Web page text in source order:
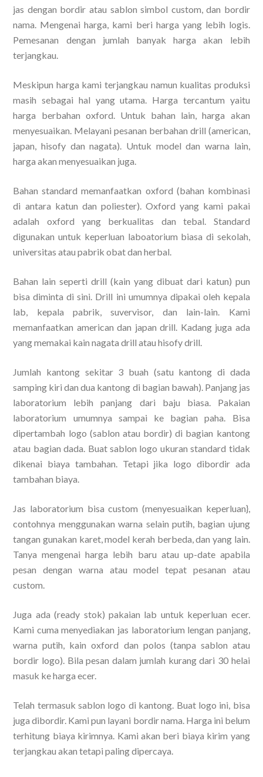
jas dengan bordir atau sablon simbol custom, dan bordir
nama. Mengenai harga, kami beri harga yang lebih logis.
Pemesanan dengan jumlah banyak harga akan lebih
terjangkau.
Meskipun harga kami terjangkau namun kualitas produksi
masih sebagai hal yang utama. Harga tercantum yaitu
harga berbahan oxford. Untuk bahan lain, harga akan
menyesuaikan. Melayani pesanan berbahan drill (american,
japan, hisofy dan nagata). Untuk model dan warna lain,
harga akan menyesuaikan juga.
Bahan standard memanfaatkan oxford (bahan kombinasi
di antara katun dan poliester). Oxford yang kami pakai
adalah oxford yang berkualitas dan tebal. Standard
digunakan untuk keperluan laboatorium biasa di sekolah,
universitas atau pabrik obat dan herbal.
Bahan lain seperti drill (kain yang dibuat dari katun) pun
bisa diminta di sini. Drill ini umumnya dipakai oleh kepala
lab, kepala pabrik, suvervisor, dan lain-lain. Kami
memanfaatkan american dan japan drill. Kadang juga ada
yang memakai kain nagata drill atau hisofy drill.
Jumlah kantong sekitar 3 buah (satu kantong di dada
samping kiri dan dua kantong di bagian bawah). Panjang jas
laboratorium lebih panjang dari baju biasa. Pakaian
laboratorium umumnya sampai ke bagian paha. Bisa
dipertambah logo (sablon atau bordir) di bagian kantong
atau bagian dada. Buat sablon logo ukuran standard tidak
dikenai biaya tambahan. Tetapi jika logo dibordir ada
tambahan biaya.
Jas laboratorium bisa custom (menyesuaikan keperluan},
contohnya menggunakan warna selain putih, bagian ujung
tangan gunakan karet, model kerah berbeda, dan yang lain.
Tanya mengenai harga lebih baru atau up-date apabila
pesan dengan warna atau model tepat pesanan atau
custom.
Juga ada (ready stok) pakaian lab untuk keperluan ecer.
Kami cuma menyediakan jas laboratorium lengan panjang,
warna putih, kain oxford dan polos (tanpa sablon atau
bordir logo). Bila pesan dalam jumlah kurang dari 30 helai
masuk ke harga ecer.
Telah termasuk sablon logo di kantong. Buat logo ini, bisa
juga dibordir. Kami pun layani bordir nama. Harga ini belum
terhitung biaya kirimnya. Kami akan beri biaya kirim yang
terjangkau akan tetapi paling dipercaya.